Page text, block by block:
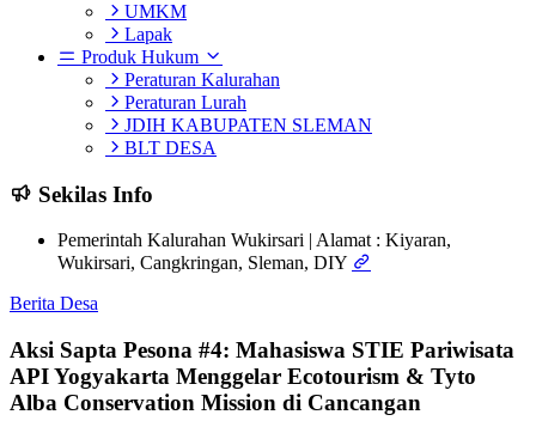
UMKM
Lapak
Produk Hukum
Peraturan Kalurahan
Peraturan Lurah
JDIH KABUPATEN SLEMAN
BLT DESA
Sekilas Info
Pemerintah Kalurahan Wukirsari | Alamat : Kiyaran,
Wukirsari, Cangkringan, Sleman, DIY
Berita Desa
Aksi Sapta Pesona #4: Mahasiswa STIE Pariwisata
API Yogyakarta Menggelar Ecotourism & Tyto
Alba Conservation Mission di Cancangan